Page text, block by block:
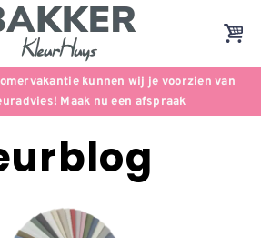
kunnen wij je voorzien van
Maak nu een afspraak